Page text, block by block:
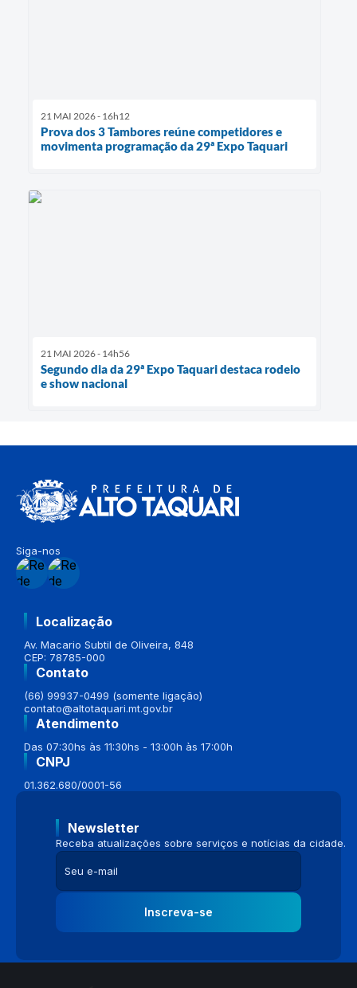
21 MAI 2026 - 16h12
Prova dos 3 Tambores reúne competidores e
movimenta programação da 29ª Expo Taquari
21 MAI 2026 - 14h56
Segundo dia da 29ª Expo Taquari destaca rodeio
e show nacional
Siga-nos
Localização
Av. Macario Subtil de Oliveira, 848
CEP: 78785-000
Contato
(66) 99937-0499 (somente ligação)
contato@altotaquari.mt.gov.br
Atendimento
Das 07:30hs às 11:30hs - 13:00h às 17:00h
CNPJ
01.362.680/0001-56
Newsletter
Receba atualizações sobre serviços e notícias da cidade.
Inscreva-se